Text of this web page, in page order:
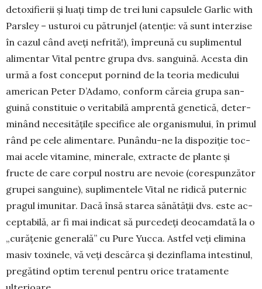
detoxifierii și luați timp de trei luni capsulele Garlic with
Pars­­ley – us­turoi cu pătrunjel (aten­­ție: vă sunt in­terzise
în cazul când aveți nefri­tă!), îm­pre­ună cu su­plimentul
ali­mentar Vi­tal pentre grupa dvs. san­gu­ină. Aces­­­ta din
urmă a fost con­­ceput por­nind de la teo­ria me­dicului
ame­rican Peter D’Adamo, con­form că­reia gru­pa san­
guină cons­tituie o verita­bilă amprentă gene­­tică, deter­
minând nece­sitățile spe­cifice ale or­ganis­mului, în primul
rând pe cele ali­mentare. Pu­nân­du-ne la dis­poziție toc­­
mai acele vita­mine, mi­ne­rale, ex­tracte de plan­te și
fructe de care cor­pul nos­tru are nevoie (cores­pun­ză­tor
gru­pei san­gui­ne), suplimen­tele Vital ne ridi­că puter­nic
pra­gul imu­­­nitar. Dacă însă starea să­nătății dvs. este ac­
ceptabilă, ar fi mai indicat să pur­cedeți deocam­da­tă la o
„cură­țe­nie ge­ne­rală” cu Pure Yucca. Ast­fel veți eli­mina
masiv toxinele, vă veți des­căr­ca și de­zin­fla­ma intes­ti­nul,
pre­gătind optim te­renul pen­tru orice tra­ta­mente